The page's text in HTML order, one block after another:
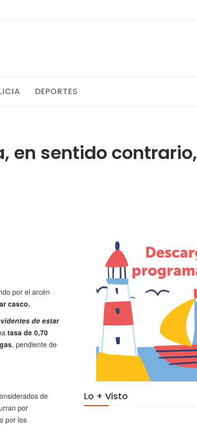
DEPORTES
en sentido contrario,
por el arcén
casco.
de estar
tasa de 0,70
, pendiente de
de
por
por los
Lo + Visto